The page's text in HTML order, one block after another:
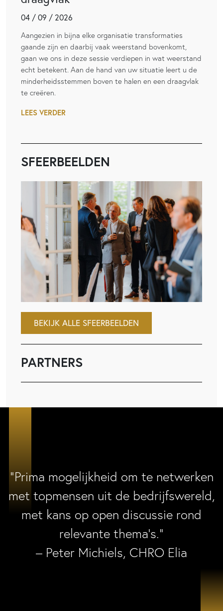
04 / 09 / 2026
Aangezien in bijna elke organisatie transformaties
gaande zijn en daarbij vaak weerstand bovenkomt,
gaan we ons in deze sessie verdiepen in wat weerstand
echt betekent. Aan de hand van uw situatie leert u de
minderheidsstemmen boven te halen en een draagvlak
te creëren.
LEES VERDER
SFEERBEELDEN
BEKIJK ALLE SFEERBEELDEN
PARTNERS
“Prima mogelijkheid om te netwerken
met topmensen uit de bedrijfswereld,
met kans op open discussie rond
relevante thema’s.”
– Peter Michiels, CHRO Elia